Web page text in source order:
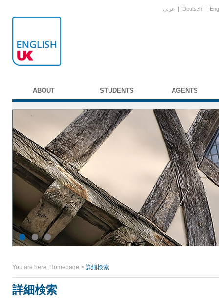
عربي | Deutsch |
ABOUT STUDENTS AGENTS
You are here: Homepage > 詳細検索
詳細検索